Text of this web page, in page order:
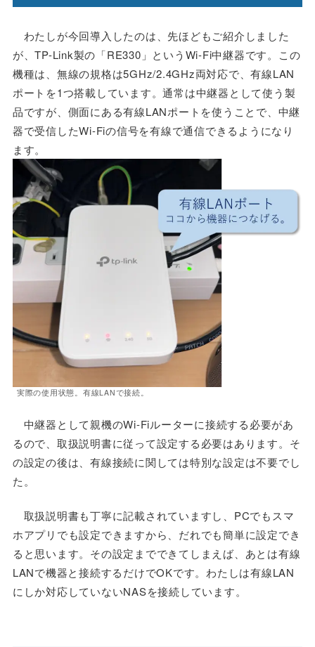
わたしが今回導入したのは、先ほどもご紹介しました
が、TP-Link製の「RE330」というWi-Fi中継器です。この
機種は、無線の規格は5GHz/2.4GHz両対応で、有線LAN
ポートを1つ搭載しています。通常は中継器として使う製
品ですが、側面にある有線LANポートを使うことで、中継
器で受信したWi-Fiの信号を有線で通信できるようになり
ます。
実際の使用状態。有線LANで接続。
中継器として親機のWi-Fiルーターに接続する必要があ
るので、取扱説明書に従って設定する必要はあります。そ
の設定の後は、有線接続に関しては特別な設定は不要でし
た。
取扱説明書も丁寧に記載されていますし、PCでもスマ
ホアプリでも設定できますから、だれでも簡単に設定でき
ると思います。その設定までできてしまえば、あとは有線
LANで機器と接続するだけでOKです。わたしは有線LAN
にしか対応していないNASを接続しています。